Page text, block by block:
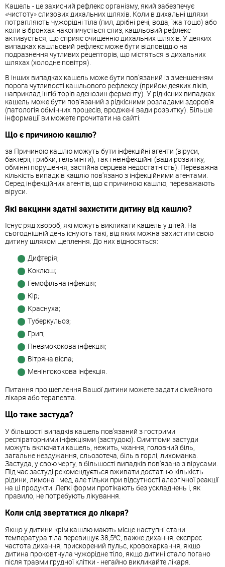
Кашель - це захисний рефлекс організму, який забезпечує
«чистоту» слизових дихальних шляхів. Коли в дихальні шляхи
потрапляють чужорідні тіла (пил, дрібні речі, вода, їжа тощо) або
коли в бронхах накопичується слиз, кашльовий рефлекс
активується, що сприяє очищенню дихальних шляхів. У деяких
випадках кашльовий рефлекс може бути відповіддю на
подразнення чутливих рецепторів, що містяться в дихальних
шляхах (холодне повітря).
В інших випадках кашель може бути пов'язаний із зменшенням
порога чутливості кашльового рефлексу (прийом деяких ліків,
наприклад інгібіторів аденозин ферменту). У рідкісних випадках
кашель може бути пов'язаний з рідкісними розладами здоров'я
(патологія обмінних процесів, вроджені вади розвитку). Більше
інформації ви можете прочитати на сайті:
Що є причиною кашлю?
за Причиною кашлю можуть бути інфекційні агенти (віруси,
бактерії, грибки, гельмінти), так і неінфекційні (вади розвитку,
обмінні порушення, застійна серцева недостатність). Переважна
кількість випадків кашлю пов'язано з інфекційними агентами.
Серед інфекційних агентів, що є причиною кашлю, переважають
віруси.
Які вакцини здатні захистити дитину від кашлю?
Існує ряд хвороб, які можуть викликати кашель у дітей. На
сьогоднішній день існують такі, від яких можна захистити свою
дитину шляхом щеплення. До них відносяться:
Дифтерія;
Коклюш;
Гемофільна інфекція;
Кір;
Краснуха;
Туберкульоз;
Грип;
Пневмококова інфекція;
Вітряна віспа;
Менінгококова інфекція.
Питання про щеплення Вашої дитини можете задати сімейного
лікаря або терапевта.
Що таке застуда?
У більшості випадків кашель пов'язаний з гострими
респіраторними інфекціями (застудою). Симптоми застуди
можуть включати кашель, нежить, чхання, головний біль,
загальне нездужання, сльозотеча, біль в горлі, лихоманка.
Застуда, у свою чергу, в більшості випадків пов'язана з вірусами.
Під час застуді рекомендується вживати достатню кількість
рідини, лимона і мед, але тільки при відсутності алергічної реакції
на ці продукти. Легкі форми протікають без ускладнень і, як
правило, не потребують лікування.
Коли слід звертатися до лікаря?
Якщо у дитини крім кашлю мають місце наступні стани:
температура тіла перевищує 38,5ºС, важке дихання, експрес
частота дихання, прискорений пульс, кровохаркання, якщо
дитина проковтнула чужорідне тіло, якщо дитині стало погано
після травми грудної клітки - негайно викликайте лікаря.